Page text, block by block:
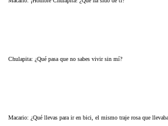
Chulapita: ¿Qué pasa que no sabes vivir sin mí?
Macario: ¿Qué llevas para ir en bici, el mismo traje rosa que